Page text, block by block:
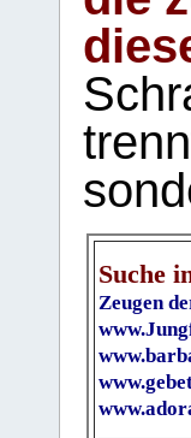
Suche
Zeugen